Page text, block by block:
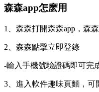
森森app怎麽用
1、森森打開森森app，森
2、森森點擊立即登錄
-輸入手機號驗證碼即可完
3、進入軟件趣味頁麵，可